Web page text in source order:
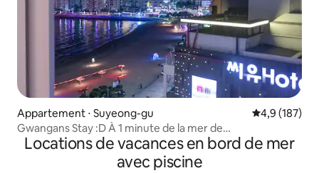
Appartement ⋅ Suyeong-gu Évaluation
4,9 (187)
Gwangans Stay :D À 1 minute de la mer de
Gwangalli | Avec terrasse | Parking gratuit (tour de
Locations de vacances en bord de mer
avec piscine